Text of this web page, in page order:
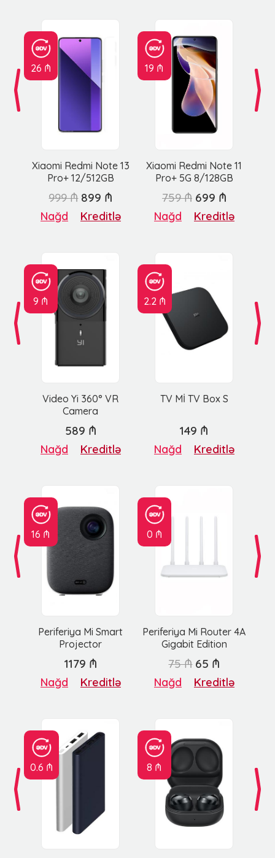
26 ₼
Xiaomi Redmi Note 13
Pro+ 12/512GB
19 ₼
Xiaomi Redmi Note 11
Pro+ 5G 8/128GB
999 ₼ 899 ₼
Nağd Kreditlə
759 ₼ 699 ₼
Nağd Kreditlə
9 ₼
Video Yi 360° VR
Camera
2.2 ₼
TV Mİ TV Box S
589 ₼
Nağd Kreditlə
149 ₼
Nağd Kreditlə
16 ₼
Periferiya Mi Smart
Projector
0 ₼
Periferiya Mi Router 4A
Gigabit Edition
1179 ₼
Nağd Kreditlə
75 ₼ 65 ₼
Nağd Kreditlə
0.6 ₼ 8 ₼